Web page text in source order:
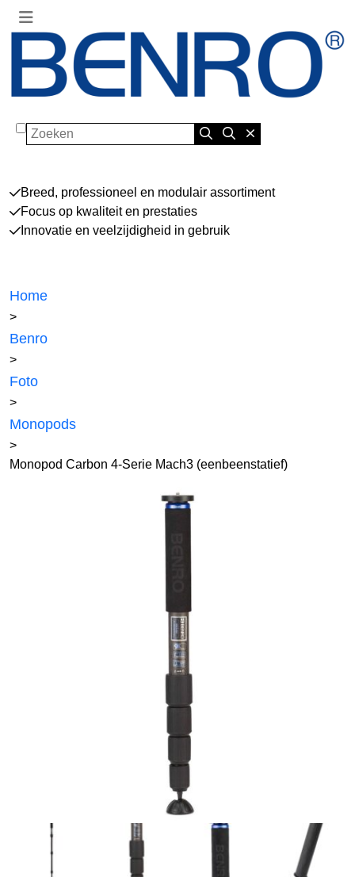
Zoeken
Breed, professioneel en modulair assortiment
Focus op kwaliteit en prestaties
Innovatie en veelzijdigheid in gebruik
Home
>
Benro
>
Foto
>
Monopods
>
Monopod Carbon 4-Serie Mach3 (eenbeenstatief)